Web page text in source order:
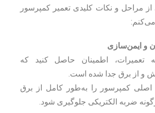
از مراحل و نکات کلیدی تعمیر کمپرسور
می‌کنم:
تعمیرات، اطمینان حاصل کنید که
و از برق جدا شده است.
کمپرسور را به‌طور کامل از برق
ضربه الکتریکی جلوگیری شود.